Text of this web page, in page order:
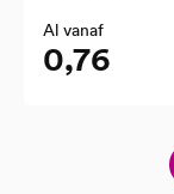
Al vanaf
0,76